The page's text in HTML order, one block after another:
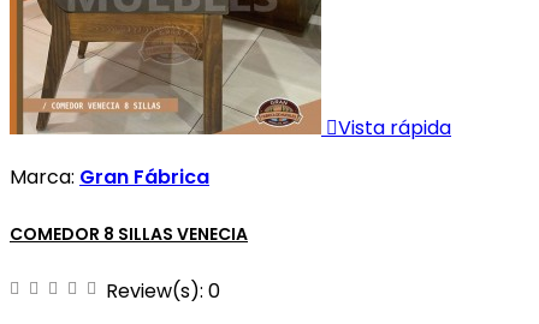
Vista rápida
Marca: Gran Fábrica
COMEDOR 8 SILLAS VENECIA
Review(s): 0